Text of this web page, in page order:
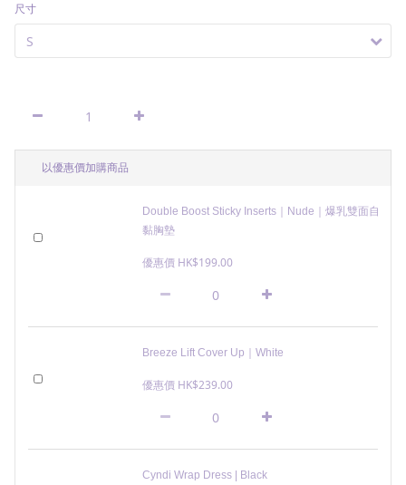
尺寸
以優惠價加購商品
Double Boost Sticky Inserts｜Nude｜爆乳雙面自
黏胸墊
優惠價 HK$199.00
Breeze Lift Cover Up｜White
優惠價 HK$239.00
Cyndi Wrap Dress | Black